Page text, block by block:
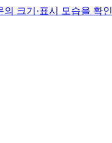
의 크기·표시 모습을 확인